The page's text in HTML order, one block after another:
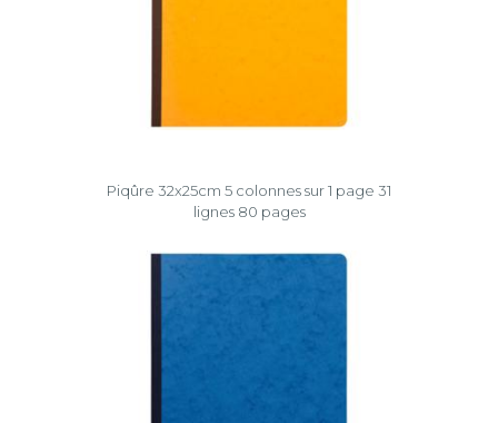
Piqûre 32x25cm 5 colonnes sur 1 page 31
lignes 80 pages